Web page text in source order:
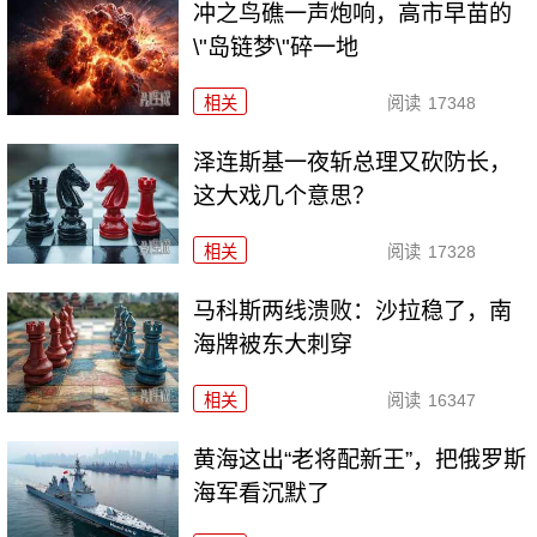
冲之鸟礁一声炮响，高市早苗的
\"岛链梦\"碎一地
相关 阅读 17348
泽连斯基一夜斩总理又砍防长，
这大戏几个意思？
相关 阅读 17328
马科斯两线溃败：沙拉稳了，南
海牌被东大刺穿
相关 阅读 16347
黄海这出“老将配新王”，把俄罗斯
海军看沉默了